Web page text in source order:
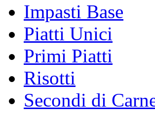
Impasti Base
Piatti Unici
Primi Piatti
Risotti
Secondi di